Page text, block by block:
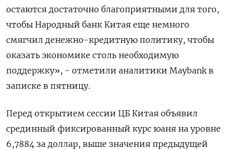
остаются достаточно благоприятными для того,
чтобы Народный банк Китая еще немного
смягчил денежно-кредитную политику, чтобы
оказать экономике столь необходимую
поддержку», - отметили аналитики Maybank в
записке в пятницу.
Перед открытием сессии ЦБ Китая объявил
срединный фиксированный курс юаня на уровне
6,7884 за доллар, выше значения предыдущей